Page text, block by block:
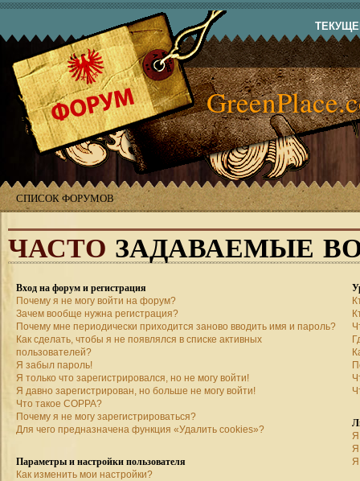
СПИСОК ФОРУМОВ
ЧАСТО ЗАДАВАЕМЫЕ
Вход на форум и регистрация
Почему я не могу войти на форум?
Зачем вообще нужна регистрация?
Почему мне периодически приходится заново вводить имя и пароль?
Как сделать, чтобы я не появлялся в списке активных
пользователей?
Я забыл пароль!
Я только что зарегистрировался, но не могу войти!
Я давно зарегистрирован, но больше не могу войти!
Что такое COPPA?
Почему я не могу зарегистрироваться?
Для чего предназначена функция «Удалить cookies»?
Параметры и настройки пользователя
Как изменить мои настройки?
Я
Я
Я